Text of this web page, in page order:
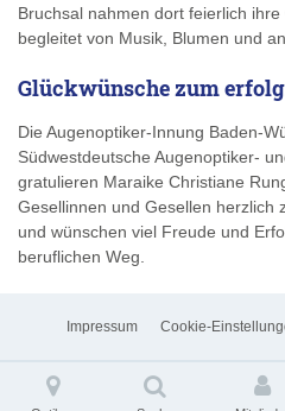
Bruchsal nahmen dort feierlich
begleitet von Musik, Blumen und
Glückwünsche zum
Die Augenoptiker-Innung Baden-
Südwestdeutsche Augenoptiker-
gratulieren Maraike Christiane
Gesellinnen und Gesellen herzlich
und wünschen viel Freude und
beruflichen Weg.
Impressum Cookie-